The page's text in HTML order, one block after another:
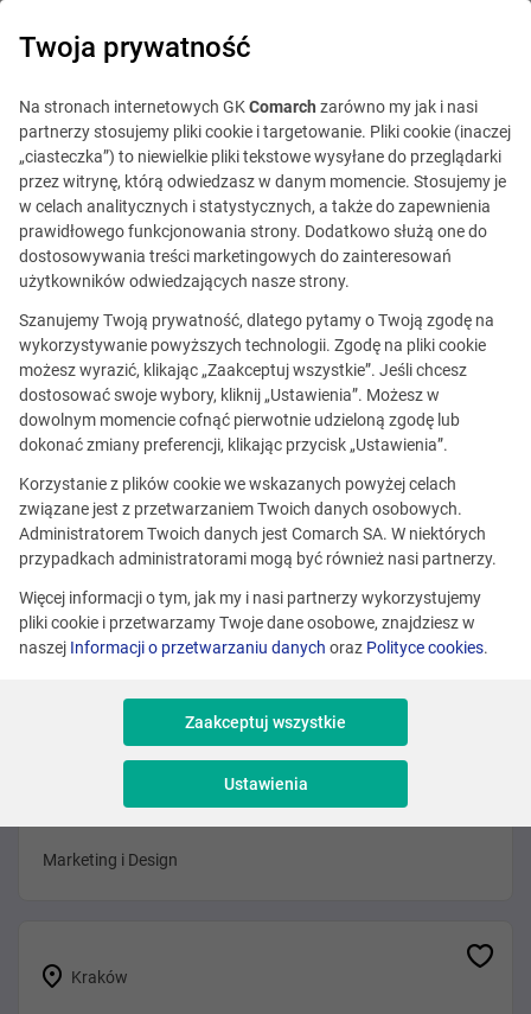
Ta oferta jest już
nieaktualna.
Zobacz podobne oferty
Kraków
Product Marketing Manager
Marketing i Design
Kraków
Senior Field Marketing Manager (ASEAN)
Marketing i Design
Kraków
Twoja prywatność
Na stronach internetowych GKComarch zarówno my jak i nasi
partnerzy stosujemy pliki cookie i targetowanie. Pliki cookie (inaczej
„ciasteczka”) to niewielkie pliki tekstowe wysyłane do przeglądarki
przez witrynę, którą odwiedzasz w danym momencie. Stosujemy je
w celach analitycznych i statystycznych, a także do zapewnienia
prawidłowego funkcjonowania strony. Dodatkowo służą one do
dostosowywania treści marketingowych do zainteresowań
użytkowników odwiedzających nasze strony.
Szanujemy Twoją prywatność, dlatego pytamy o Twoją zgodę na
wykorzystywanie powyższych technologii. Zgodę na pliki cookie
możesz wyrazić, klikając „Zaakceptuj wszystkie”. Jeśli chcesz
dostosować swoje wybory, kliknij „Ustawienia”. Możesz w
dowolnym momencie cofnąć pierwotnie udzieloną zgodę lub
dokonać zmiany preferencji, klikając przycisk „Ustawienia”.
Korzystanie z plików cookie we wskazanych powyżej celach
związane jest z przetwarzaniem Twoich danych osobowych.
Administratorem Twoich danych jest Comarch SA. W niektórych
przypadkach administratorami mogą być również nasi partnerzy.
Więcej informacji o tym, jak my i nasi partnerzy wykorzystujemy
pliki cookie i przetwarzamy Twoje dane osobowe, znajdziesz w
naszej Informacji o przetwarzaniu danych oraz Polityce cookies.
Zaakceptuj wszystkie
Ustawienia